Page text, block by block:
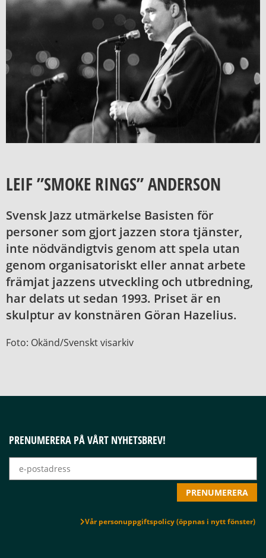
LEIF ”SMOKE RINGS” ANDERSON
Svensk Jazz utmärkelse Basisten för
personer som gjort jazzen stora tjänster,
inte nödvändigtvis genom att spela utan
genom organisatoriskt eller annat arbete
främjat jazzens utveckling och utbredning,
har delats ut sedan 1993. Priset är en
skulptur av konstnären Göran Hazelius.
Foto: Okänd/Svenskt visarkiv
PRENUMERERA PÅ VÅRT NYHETSBREV!
Vår personuppgiftspolicy (öppnas i nytt fönster)